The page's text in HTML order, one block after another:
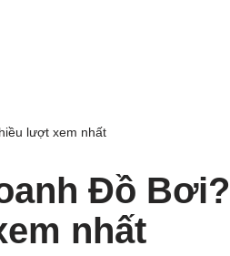
lượt xem nhất
Đồ
nhất